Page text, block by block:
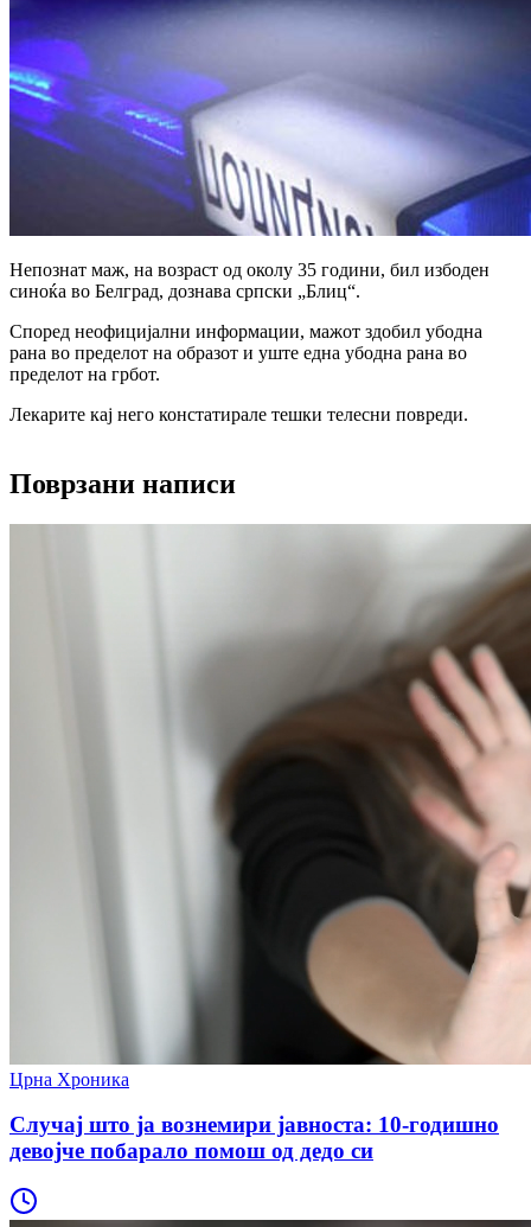
Непознат маж, на возраст од околу 35 години, бил избоден
синоќа во Белград, дознава српски „Блиц“.
Според неофицијални информации, мажот здобил убодна
рана во пределот на образот и уште една убодна рана во
пределот на грбот.
Лекарите кај него констатирале тешки телесни повреди.
Поврзани написи
Црна Хроника
Случај што ја вознемири јавноста: 10-годишно
девојче побарало помош од дедо си